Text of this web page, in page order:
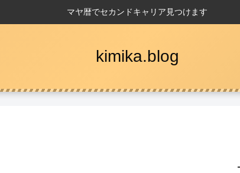
マヤ暦でセカンドキャリア見つけます
kimika.blog